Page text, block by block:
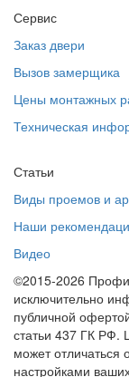
Сервис
Заказ двери
Вызов замерщика
Цены монтажных
Техническая
Статьи
Виды проемов и
Наши
Видео
©2015-2026
исключительно
публичной
статьи 437 ГК РФ.
может отличаться
настройками